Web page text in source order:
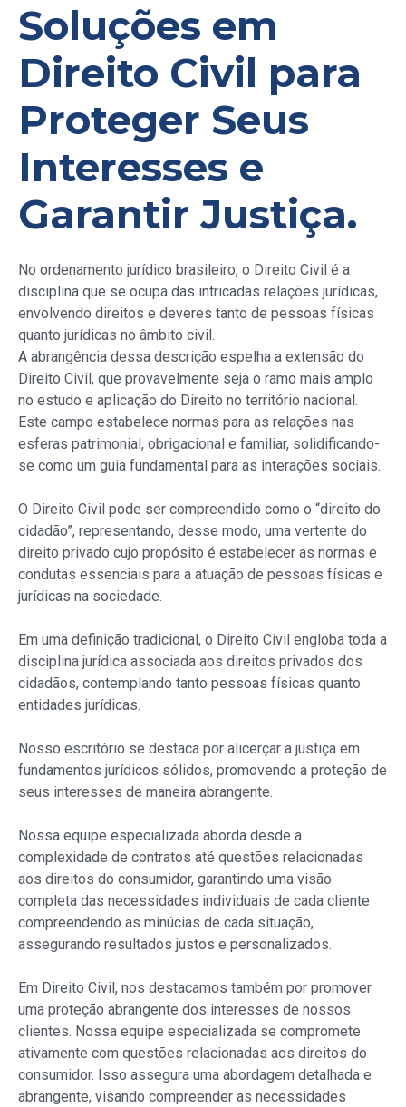
Soluções em
Direito Civil para
Proteger Seus
Interesses e
Garantir Justiça.
No ordenamento jurídico brasileiro, o Direito Civil é a
disciplina que se ocupa das intricadas relações jurídicas,
envolvendo direitos e deveres tanto de pessoas físicas
quanto jurídicas no âmbito civil.
A abrangência dessa descrição espelha a extensão do
Direito Civil, que provavelmente seja o ramo mais amplo
no estudo e aplicação do Direito no território nacional.
Este campo estabelece normas para as relações nas
esferas patrimonial, obrigacional e familiar, solidificando-
se como um guia fundamental para as interações sociais.
O Direito Civil pode ser compreendido como o “direito do
cidadão”, representando, desse modo, uma vertente do
direito privado cujo propósito é estabelecer as normas e
condutas essenciais para a atuação de pessoas físicas e
jurídicas na sociedade.
Em uma definição tradicional, o Direito Civil engloba toda a
disciplina jurídica associada aos direitos privados dos
cidadãos, contemplando tanto pessoas físicas quanto
entidades jurídicas.
Nosso escritório se destaca por alicerçar a justiça em
fundamentos jurídicos sólidos, promovendo a proteção de
seus interesses de maneira abrangente.
Nossa equipe especializada aborda desde a
complexidade de contratos até questões relacionadas
aos direitos do consumidor, garantindo uma visão
completa das necessidades individuais de cada cliente
compreendendo as minúcias de cada situação,
assegurando resultados justos e personalizados.
Em Direito Civil, nos destacamos também por promover
uma proteção abrangente dos interesses de nossos
clientes. Nossa equipe especializada se compromete
ativamente com questões relacionadas aos direitos do
consumidor. Isso assegura uma abordagem detalhada e
abrangente, visando compreender as necessidades